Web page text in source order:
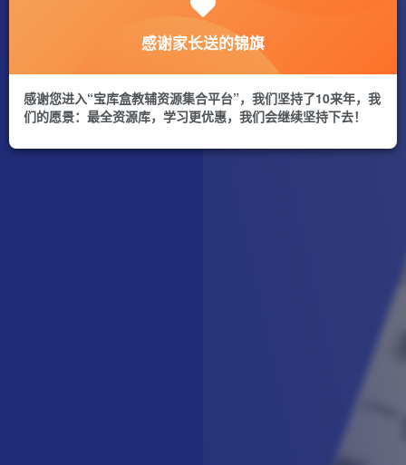
感谢家长送的锦旗
感谢您进入“宝库盒教辅资源集合平台”，我们坚持了10来年，我
们的愿景：最全资源库，学习更优惠，我们会继续坚持下去！